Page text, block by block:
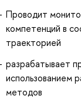
Проводит
компетенций в
траекторией
разрабатывает
использованием
методов